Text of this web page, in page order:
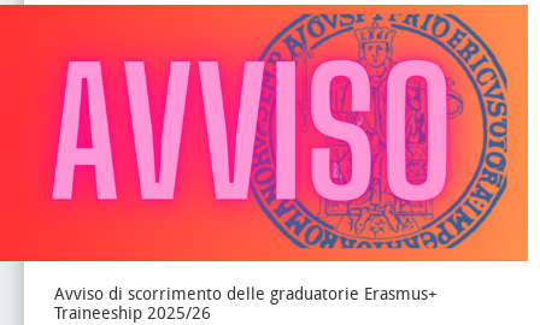
Avviso di scorrimento delle graduatorie Erasmus+
Traineeship 2025/26